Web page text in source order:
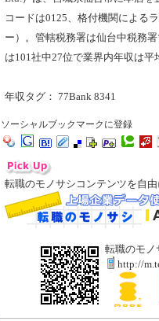
コードは0125、格付機関による
ー）。管轄税務署は仙台中税務
は101社中27位で業界内年収は平
年収タグ： 77Bank 8341
ソーシャルブックマークに登録
転職のモノサシコンテンツを自
転職のモノ
http://